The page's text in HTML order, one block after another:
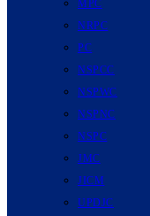
MPC
NRPC
PC
NSPCC
NSPWC
NSPNC
NSPC
JMC
JICM
UPDJC